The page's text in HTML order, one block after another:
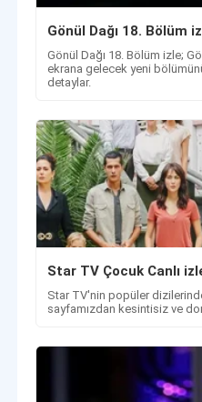
Gönül Dağı 18. Bölüm
Gönül Dağı 18. Bölüm izle;
ekrana gelecek yeni
detaylar.
Star TV Çocuk Canlı
Star TV'nin popüler
sayfamızdan kesintisiz ve